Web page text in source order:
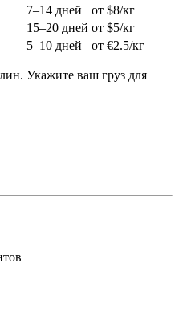
7–14 дней
от $8/кг
15–20 дней от $5/кг
5–10 дней от €2.5/кг
Укажите ваш груз для